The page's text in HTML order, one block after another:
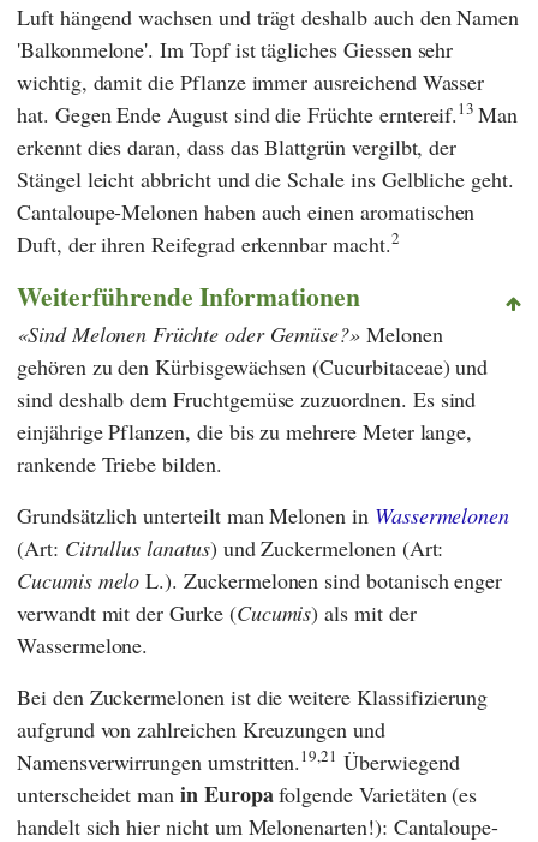
Luft hängend wachsen und trägt deshalb auch den Namen
'Balkonmelone'. Im Topf ist tägliches Giessen sehr
wichtig, damit die Pflanze immer ausreichend Wasser
hat. Gegen Ende August sind die Früchte erntereif.13Man
erkennt dies daran, dass das Blattgrün vergilbt, der
Stängel leicht abbricht und die Schale ins Gelbliche geht.
Cantaloupe-Melonen haben auch einen aromatischen
Duft, der ihren Reifegrad erkennbar macht.2
Weiterführende Informationen
Sind Melonen Früchte oder Gemüse? Melonen
gehören zu den Kürbisgewächsen (Cucurbitaceae) und
sind deshalb dem Fruchtgemüse zuzuordnen. Es sind
einjährige Pflanzen, die bis zu mehrere Meter lange,
rankende Triebe bilden.
Grundsätzlich unterteilt man Melonen in Wassermelonen
(Art: Citrullus lanatus) und Zuckermelonen (Art:
Cucumis meloL.). Zuckermelonen sind botanisch enger
verwandt mit der Gurke (Cucumis) als mit der
Wassermelone.
Bei den Zuckermelonen ist die weitere Klassifizierung
aufgrund von zahlreichen Kreuzungen und
Namensverwirrungen umstritten.19,21 Überwiegend
unterscheidet manin Europafolgende Varietäten (es
handelt sich hier nicht um Melonenarten!): Cantaloupe-